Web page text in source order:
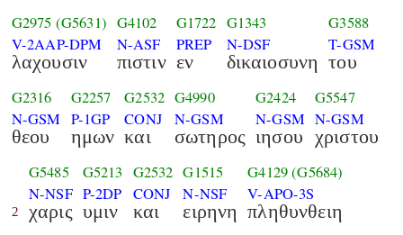
G2975 (G5631)
V-2AAP-DPM
λαχουσιν
G4102
N-ASF
πιστιν
G1722
PREP
εν
G1343
N-DSF
δικαιοσυνη
G3588
T-GSM
του
G2316
N-GSM
θεου
G2257
P-1GP
ημων
G2532
CONJ
και
G4990
N-GSM
σωτηρος
G2424
N-GSM
ιησου
G5547
N-GSM
χριστου
2
G5485
N-NSF
χαρις
G5213
P-2DP
υμιν
G2532
CONJ
και
G1515
N-NSF
ειρηνη
G4129(G5684)
V-APO-3S
πληθυνθειη